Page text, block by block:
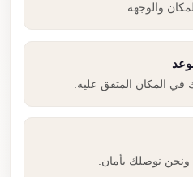
والوجهة.
المكان المتفق عليه.
نوصلك بأمان.